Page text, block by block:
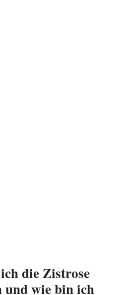
die Zistrose
und wie bin ich